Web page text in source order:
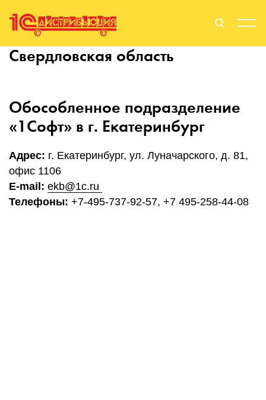
Поиск
О нас
Вендоры
Партнерам
Свердловская область
Обособленное подразделение
«1Софт» в г. Екатеринбург
Адрес: г. Екатеринбург, ул. Луначарского, д. 81,
офис 1106
E-mail: ekb@1c.ru
Телефоны: +7-495-737-92-57, +7 495-258-44-08